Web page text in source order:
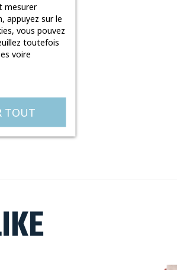
mesurer
appuyez sur le
vous pouvez
toutefois
voire
TOUT